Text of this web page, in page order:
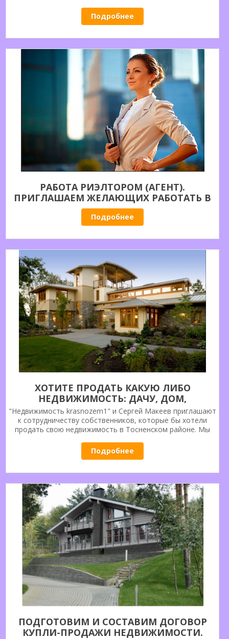
Подробнее
РАБОТА РИЭЛТОРОМ (АГЕНТ).
ПРИГЛАШАЕМ ЖЕЛАЮЩИХ РАБОТАТЬ В
СФЕРЕ УСЛУГ НА РЫНКЕ НЕДВИЖИМОСТИ.
Подробнее
ХОТИТЕ ПРОДАТЬ КАКУЮ ЛИБО
НЕДВИЖИМОСТЬ: ДАЧУ, ДОМ,
ЗЕМЕЛЬНЫЙ УЧАСТОК ИЛИ КВАРТИРУ.
РАДЫ ПОМОЧЬ, МЫ ПРОДАДИМ.
ОБРАЩАЙТЕСЬ.
"Недвижимость krasnozem1" и Сергей Макеев приглашают
к сотрудничеству собственников, которые бы хотели
продать свою недвижимость в Тосненском районе. Мы
возможности для Вас.
Подробнее
ПОДГОТОВИМ И СОСТАВИМ ДОГОВОР
КУПЛИ-ПРОДАЖИ НЕДВИЖИМОСТИ.